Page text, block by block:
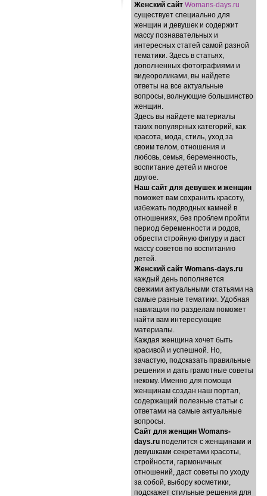
Женский сайт Womans-days.ru
существует специально для
женщин и девушек и содержит
массу познавательных и
интересных статей самой разной
тематики. Здесь в статьях,
дополненных фотографиями и
видеороликами, вы найдете
ответы на все актуальные
вопросы, волнующие большинство
женщин.
Здесь вы найдете материалы
таких популярных категорий, как
красота, мода, стиль, уход за
своим телом, отношения и
любовь, семья, беременность,
воспитание детей и многое
другое.
Наш сайт для девушек и женщин
поможет вам сохранить красоту,
избежать подводных камней в
отношениях, без проблем пройти
период беременности и родов,
обрести стройную фигуру и даст
массу советов по воспитанию
детей.
Женский сайт Womans-days.ru
каждый день пополняется
свежими актуальными статьями на
самые разные тематики. Удобная
навигация по разделам поможет
найти вам интересующие
материалы.
Каждая женщина хочет быть
красивой и успешной. Но,
зачастую, подсказать правильные
решения и дать грамотные советы
некому. Именно для помощи
женщинам создан наш портал,
содержащий полезные статьи с
ответами на самые актуальные
вопросы.
Cайт для женщин Womans-
days.ru поделится с женщинами и
девушками секретами красоты,
стройности, гармоничных
отношений, даст советы по уходу
за собой, выбору косметики,
подскажет стильные решения для